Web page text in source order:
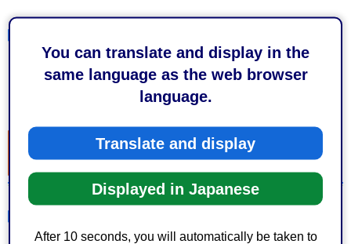
You can translate and display in the
same language as the web browser
language.
Translate and display
Displayed in Japanese
After 10 seconds, you will automatically be taken to
健康チャレンジシートに団体名・リーダ名を記入しま
元気静岡マイレージに参加した団体様の取組紹